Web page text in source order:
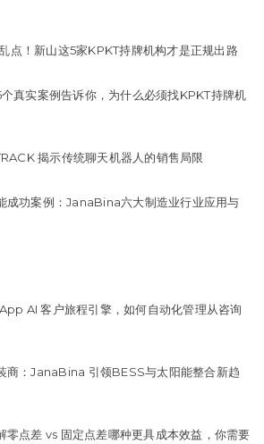
点！新山这5家KPKT持牌机构才是正规出路
真实案例告诉你，为什么必须找KPKT持牌机
揭示传统聊天机器人的销售局限
成功案例：JanaBina六大制造业行业应用与
AI 客户旅程引擎，如何自动化管理从咨询
商：JanaBina 引领BESS与太阳能整合新趋
零点差 vs 固定点差哪种更具成本效益，你需要